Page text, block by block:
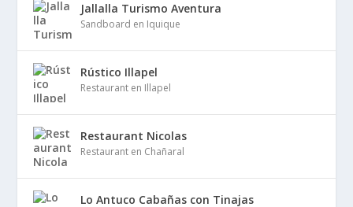
Jallalla Turismo Aventura
Sandboard en Iquique
Rústico Illapel
Restaurant en Illapel
Restaurant Nicolas
Restaurant en Chañaral
Lo Antuco Cabañas con Tinajas